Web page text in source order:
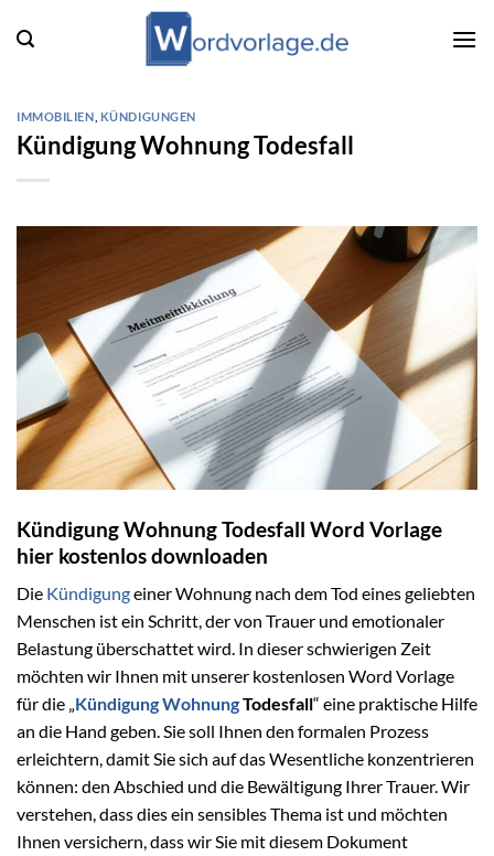
Inhalt
IMMOBILIEN KÜNDIGUNGEN
Kündigung Wohnung Todesfall
Kündigung Wohnung Todesfall Word Vorlage
hier kostenlos downloaden
Die Kündigungeiner Wohnung nach dem Tod eines geliebten
Menschen ist ein Schritt, der von Trauer und emotionaler
Belastung überschattet wird. In dieser schwierigen Zeit
möchten wir Ihnen mit unserer kostenlosen Word Vorlage
für die „Kündigung WohnungTodesfall“ eine praktische Hilfe
an die Hand geben. Sie soll Ihnen den formalen Prozess
erleichtern, damit Sie sich auf das Wesentliche konzentrieren
können: den Abschied und die Bewältigung Ihrer Trauer. Wir
verstehen, dass dies ein sensibles Thema ist und möchten
Ihnen versichern, dass wir Sie mit diesem Dokument